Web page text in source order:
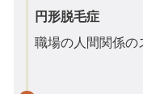
円形脱毛症
職場の人間関係の